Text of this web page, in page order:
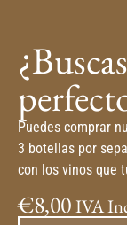
Puedes comprar
3 botellas por
con los vinos que
€8,00IVA